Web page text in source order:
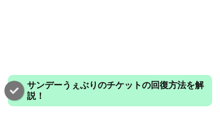
サンデーうぇぶりのチケットの回復方法を解
説！